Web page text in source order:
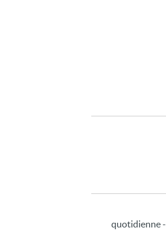
quotidienne